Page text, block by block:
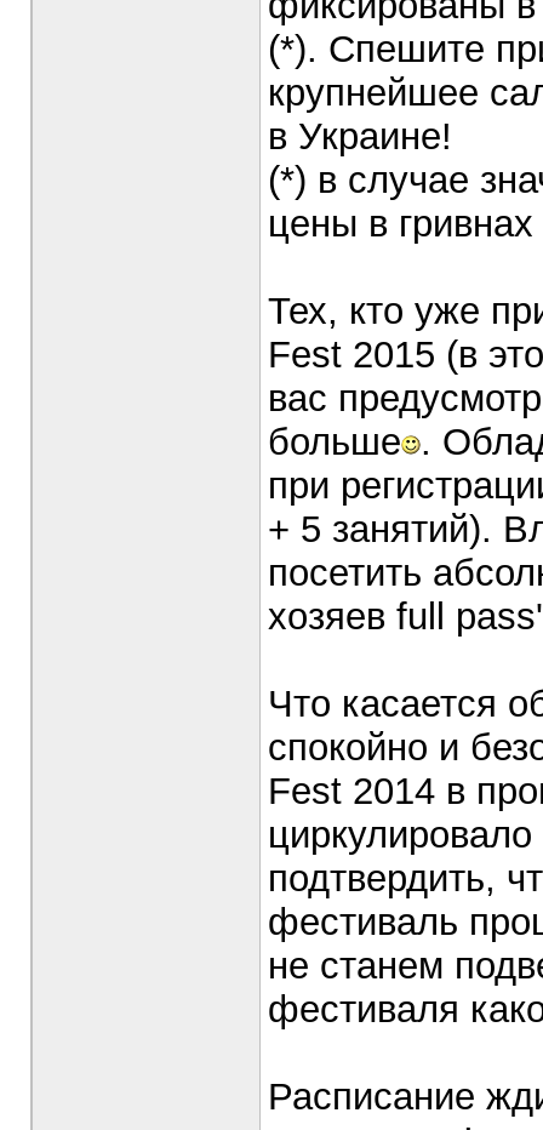
(*). Спешите
крупнейшее
в Украине!
(*) в случае
цены в
Тех, кто уже
Fest 2015 (в
вас
больше .
при
+ 5 занятий).
посетить
хозяев full
Что касается
спокойно и
Fest 2014 в
подтвердить,
фестиваль
не станем
фестиваля
Расписание